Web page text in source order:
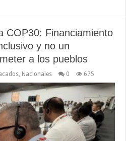
COP30: Financiamiento
y no un
a los pueblos
, Nacionales 0 675